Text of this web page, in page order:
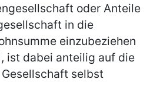
oder Anteile
in die
einzubeziehen
ist dabei anteilig auf die
selbst